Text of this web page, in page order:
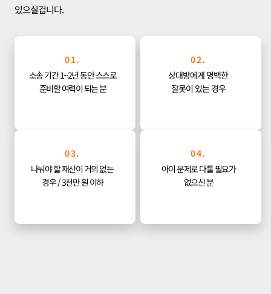
있으실겁니다.
01.
소송 기간 1~2년 동안 스스로
준비할 여력이 되는 분
02.
상대방에게 명백한
잘못이 있는 경우
03.
나눠야 할 재산이 거의 없는
경우 / 3천만 원 이하
04.
아이 문제로 다툴 필요가
없으신 분